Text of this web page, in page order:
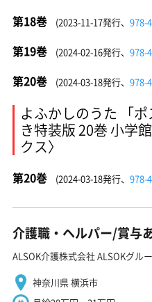
第18巻 (2023-11-17発行、 978-
第19巻 (2024-02-16発行、 978-
第20巻 (2024-03-18発行、 978-
よふかしのうた 「
き特装版 20巻 小学
クス〉
第20巻 (2024-03-18発行、 978-
介護職・ヘルパー/賞与
ALSOK介護株式会社 ALSOKグル
神奈川県 横浜市